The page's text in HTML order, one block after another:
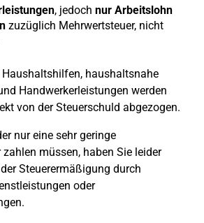
, jedoch nur Arbeitslohn
zuzüglich Mehrwertsteuer, nicht
haushaltsnahe
Handwerkerleistungen werden
von der Steuerschuld abgezogen.
nur eine sehr geringe
müssen, haben Sie leider
Steuerermäßigung durch
oder